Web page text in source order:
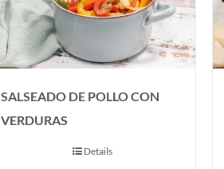
SALSEADO DE POLLO CON
VERDURAS
Details